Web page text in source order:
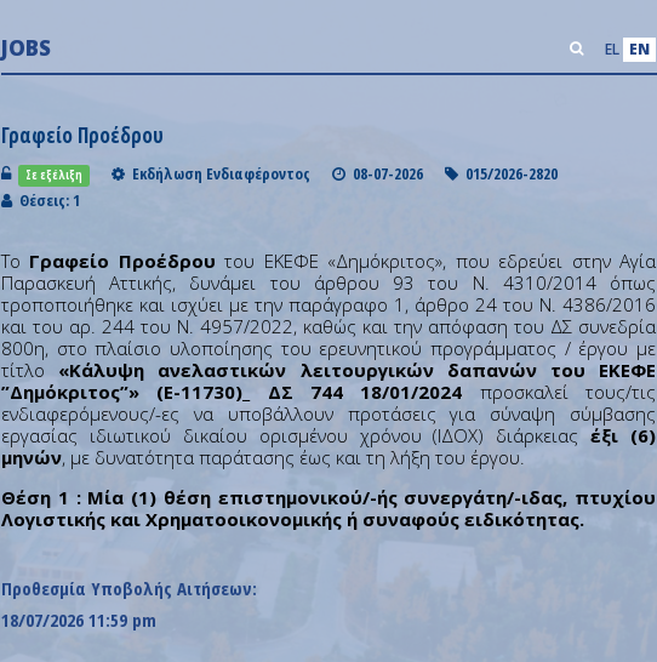
JOBS EL EN
Γραφείο Προέδρου
Σε εξέλιξη Εκδήλωση Ενδιαφέροντος 08-07-2026
015/2026-2820
Θέσεις: 1
Το Γραφείο Προέδρου του ΕΚΕΦΕ «Δημόκριτος», που εδρεύει στην Αγία
Παρασκευή Αττικής, δυνάμει του άρθρου 93 του Ν. 4310/2014 όπως
τροποποιήθηκε και ισχύει με την παράγραφο 1, άρθρο 24 του Ν. 4386/2016
και του αρ. 244 του Ν. 4957/2022, καθώς και την απόφαση του ΔΣ συνεδρία
800η, στο πλαίσιο υλοποίησης του ερευνητικού προγράμματος / έργου με
τίτλο «Κάλυψη ανελαστικών λειτουργικών δαπανών του ΕΚΕΦΕ
”Δημόκριτος”» (Ε-11730)_ ΔΣ 744 18/01/2024 προσκαλεί τους/τις
ενδιαφερόμενους/-ες να υποβάλλουν προτάσεις για σύναψη σύμβασης
εργασίας ιδιωτικού δικαίου ορισμένου χρόνου (ΙΔΟΧ) διάρκειαςέξι (6)
μηνών, με δυνατότητα παράτασης έως και τη λήξη του έργου.
Θέση 1 : Μία (1) θέση επιστημονικού/-ής συνεργάτη/-ιδας, πτυχίου
Λογιστικής και Χρηματοοικονομικής ή συναφούς ειδικότητας.
Προθεσμία Υποβολής Αιτήσεων:
18/07/2026 11:59 pm